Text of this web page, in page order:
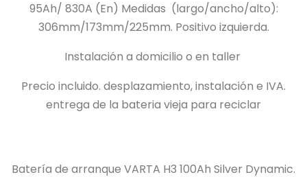
95Ah/ 830A (En) Medidas (largo/ancho/alto):
306mm/173mm/225mm. Positivo izquierda.
Instalación a domicilio o en taller
Precio incluido. desplazamiento, instalación e IVA.
entrega de la bateria vieja para reciclar
Batería de arranque VARTA H3 100Ah Silver Dynamic.